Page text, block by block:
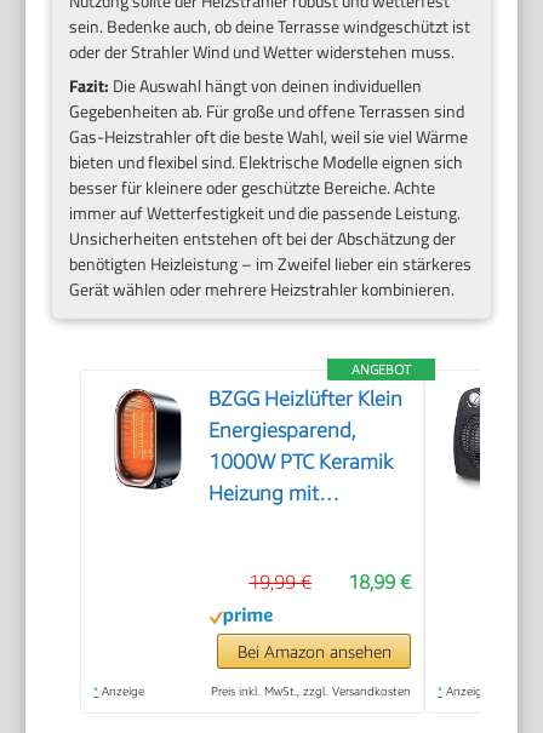
sein. Bedenke auch, ob deine Terrasse windgeschützt ist
oder der Strahler Wind und Wetter widerstehen muss.
Fazit: Die Auswahl hängt von deinen individuellen
Gegebenheiten ab. Für große und offene Terrassen sind
Gas-Heizstrahler oft die beste Wahl, weil sie viel Wärme
bieten und flexibel sind. Elektrische Modelle eignen sich
besser für kleinere oder geschützte Bereiche. Achte
immer auf Wetterfestigkeit und die passende Leistung.
Unsicherheiten entstehen oft bei der Abschätzung der
benötigten Heizleistung – im Zweifel lieber ein stärkeres
Gerät wählen oder mehrere Heizstrahler kombinieren.
ANGEBOT
BZGG Heizlüfter Klein
Energiesparend,
1000W PTC Keramik
Heizung mit
Leise Elektroheizung
für Arbeitszimmer
Schlafzimmer,
Schwarz
18,99 €
19,99 €
Bei Amazon ansehen
* Anzeige Preis inkl. MwSt., zzgl. Versandkosten * Anzeige